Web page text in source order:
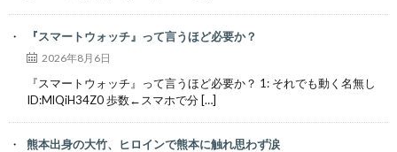
『スマートウォッチ』って言うほど必要か？
2026年8月6日
『スマートウォッチ』って言うほど必要か？ 1: それでも動く名無し
ID:MlQiH34Z0 歩数←スマホで分 […]
熊本出身の大竹、ヒロインで熊本に触れ思わず涙